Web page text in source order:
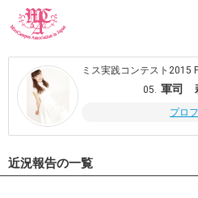
ミス実践コンテスト2015
05. 軍司
プロ
近況報告の一覧